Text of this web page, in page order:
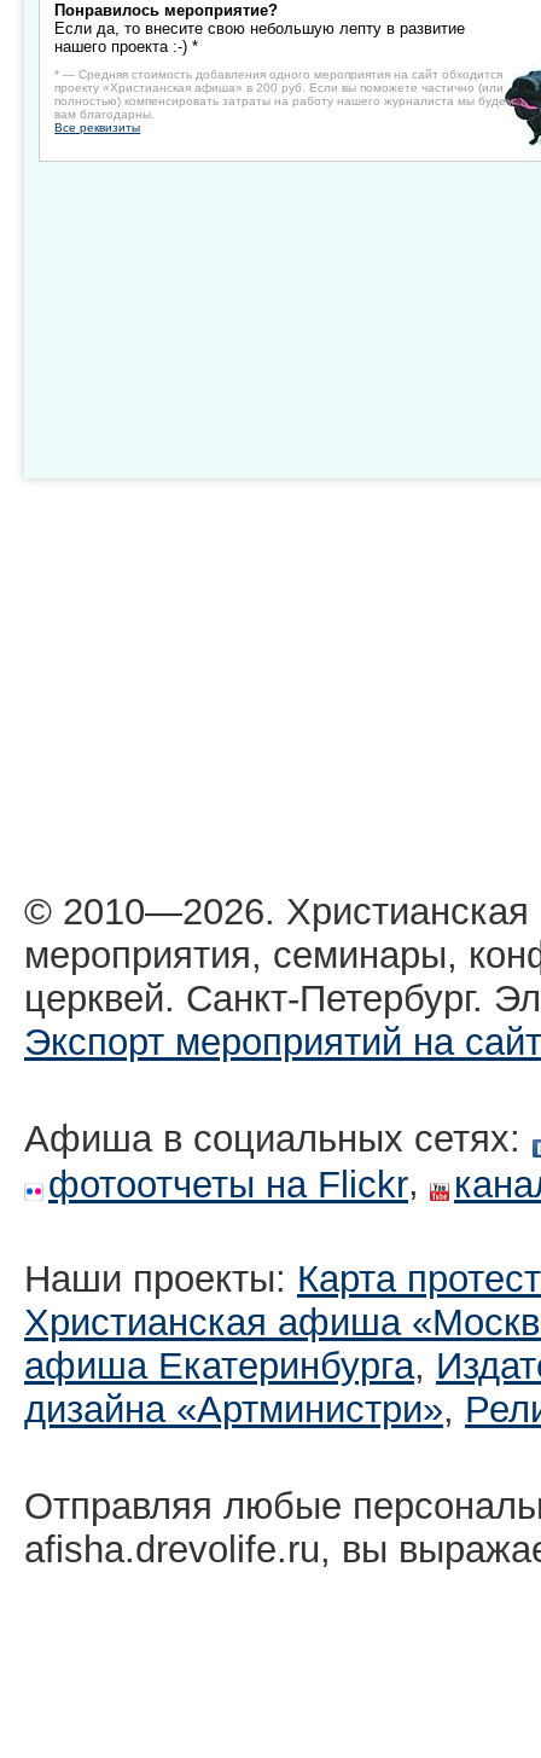
Понравилось мероприятие?
Если да, то внесите свою небольшую лепту в развитие
нашего проекта :-) *
* — Средняя стоимость добавления одного мероприятия на сайт обходится
проекту «Христианская афиша» в 200 руб. Если вы поможете частично (или
полностью) компенсировать затраты на работу нашего журналиста мы будем
вам благодарны.
Все реквизиты
© 2010—2026.
мероприятия, семинары,
церквей. Санкт-Петербург.
Экспорт мероприятий на сайт
Афиша в социальных сетях:
фотоотчеты на Flickr,
Наши проекты: Карта
Христианская афиша
афиша Екатеринбургa,
дизайна «Артминистри»,
Отправляя любые
afisha.drevolife.ru, вы